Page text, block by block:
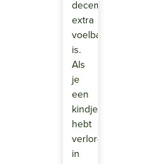
decembermaand
extra
voelbaar
is.
Als
je
een
kindje
hebt
verloren
in